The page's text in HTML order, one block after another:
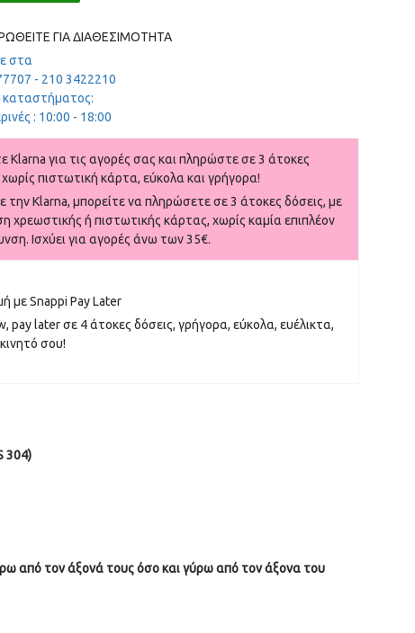
ΓΙΑ ΔΙΑΘΕΣΙΜΌΤΗΤΑ
στα
- 210 3422210
καταστήματος:
: 10:00 - 18:00
Klarna για τις αγορές σας και πληρώστε σε 3 άτοκες
χωρίς πιστωτική κάρτα, εύκολα και γρήγορα!
την Klarna, μπορείτε να πληρώσετε σε 3 άτοκες δόσεις, με
χρεωστικής ή πιστωτικής κάρτας, χωρίς καμία επιπλέον
Ισχύει για αγορές άνω των 35€.
με Snappi Pay Later
pay later σε 4 άτοκες δόσεις, γρήγορα, εύκολα, ευέλικτα,
σου!
304)
από τον άξονά τους όσο και γύρω από τον άξονα του